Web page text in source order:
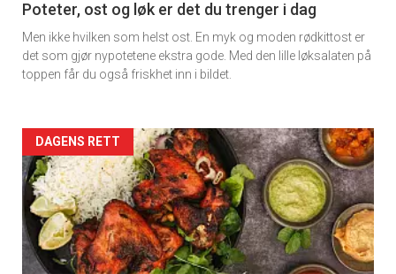
11
Poteter, ost og løk er det du trenger i dag
Men ikke hvilken som helst ost. En myk og moden rødkittost er
det som gjør nypotetene ekstra gode. Med den lille løksalaten på
toppen får du også friskhet inn i bildet.
Artikler
detail
-
section
DAGENS RETT